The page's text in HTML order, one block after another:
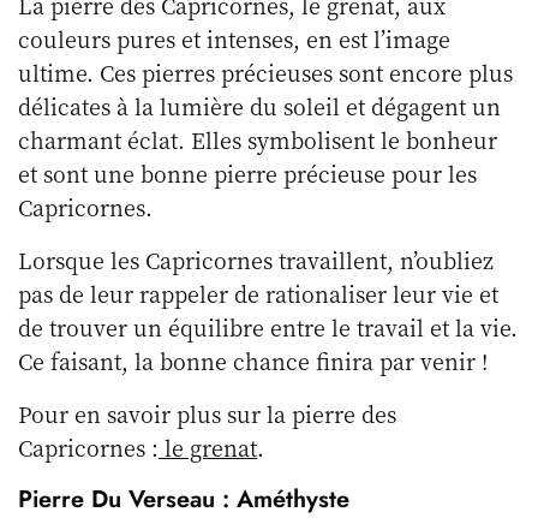
couleurs pures et intenses, en est l’image
ultime. Ces pierres précieuses sont encore plus
délicates à la lumière du soleil et dégagent un
charmant éclat. Elles symbolisent le bonheur
et sont une bonne pierre précieuse pour les
Capricornes.
Lorsque les Capricornes travaillent, n’oubliez
pas de leur rappeler de rationaliser leur vie et
de trouver un équilibre entre le travail et la vie.
Ce faisant, la bonne chance finira par venir !
Pour en savoir plus sur la pierre des
Capricornes : le grenat.
Pierre Du Verseau : Améthyste